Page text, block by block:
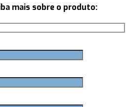
mais sobre o produto: